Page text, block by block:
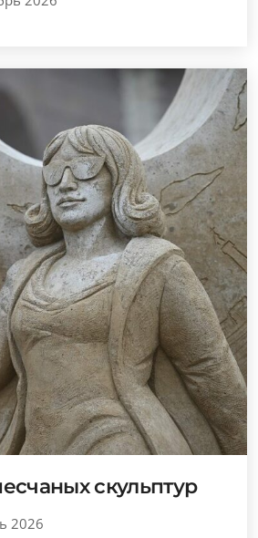
скульптур
2026